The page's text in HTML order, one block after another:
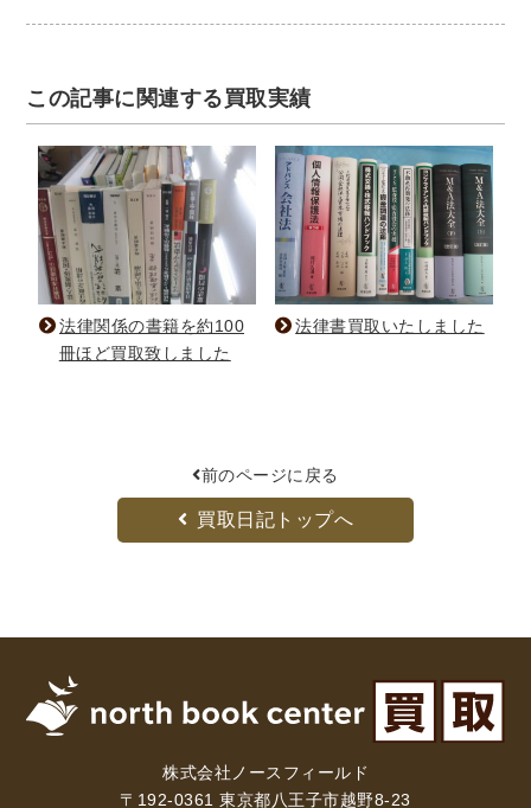
この記事に関連する買取実績
法律関係の書籍を約100
冊ほど買取致しました
法律書買取いたしました
前のページに戻る
買取日記トップへ
株式会社ノースフィールド
〒192-0361 東京都八王子市越野8-23